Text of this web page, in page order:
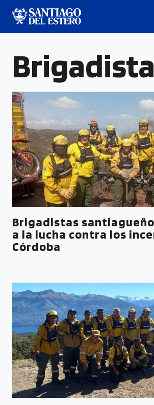
Brigadistas
a la lucha contra los
Córdoba